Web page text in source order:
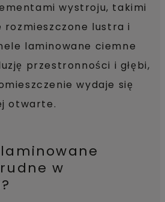
wystroju, takimi
lustra i
laminowane ciemne
przestronności i głębi,
wydaje się
otwarte.
w